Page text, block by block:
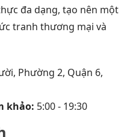
đa dạng, tạo nên một
tranh thương mại và
Phường 2, Quận 6,
khảo: 5:00 - 19:30